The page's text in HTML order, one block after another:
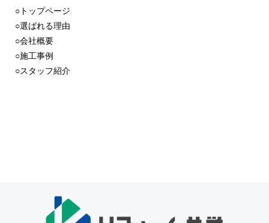
○トップページ
○選ばれる理由
○会社概要
○施工事例
○スタッフ紹介